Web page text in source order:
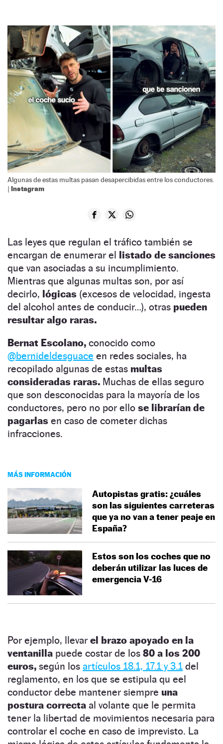
Algunas de estas multas pasan desapercibidas entre los conductores.
| Instagram
Las leyes que regulan el tráfico también se
encargan de enumerar el listado de sanciones
que van asociadas a su incumplimiento.
Mientras que algunas multas son, por así
decirlo, lógicas (excesos de velocidad, ingesta
del alcohol antes de conducir…), otras pueden
resultar algo raras.
Bernat Escolano, conocido como
@bernideldesguace en redes sociales, ha
recopilado algunas de estas multas
consideradas raras. Muchas de ellas seguro
que son desconocidas para la mayoría de los
conductores, pero no por ello se librarían de
pagarlas en caso de cometer dichas
infracciones.
MÁS INFORMACIÓN
Autopistas gratis: ¿cuáles
son las siguientes carreteras
que ya no van a tener peaje en
España?
Estos son los coches que no
deberán utilizar las luces de
emergencia V-16
Por ejemplo, llevar el brazo apoyado en la
ventanilla puede costar de los 80 a los 200
euros, según los artículos 18.1, 17.1 y 3.1 del
reglamento, en los que se estipula qu eel
conductor debe mantener siempre una
postura correcta al volante que le permita
tener la libertad de movimientos necesaria para
controlar el coche en caso de imprevisto. La